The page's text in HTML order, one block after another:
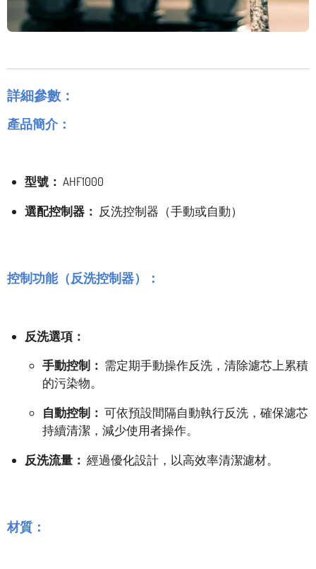
詳細參數：
產品簡介：
型號： AHF1000
選配控制器： 反洗控制器（手動或自動）
控制功能（反洗控制器）：
反洗選項：
手動控制： 需定期手動操作反洗，清除濾芯上累積
的污染物。
自動控制： 可依預設間隔自動執行反洗，確保濾芯
持續清潔，減少使用者操作。
反洗流量： 經過優化設計，以高效率清潔濾材。
材質：